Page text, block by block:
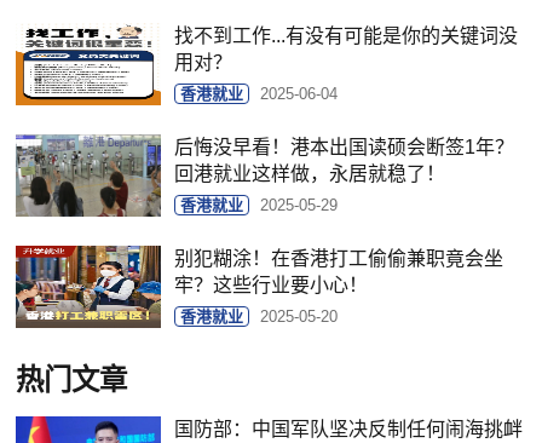
找不到工作...有没有可能是你的关键词没
用对？
香港就业 2025-06-04
后悔没早看！港本出国读硕会断签1年？
回港就业这样做，永居就稳了！
香港就业 2025-05-29
别犯糊涂！在香港打工偷偷兼职竟会坐
牢？这些行业要小心！
香港就业 2025-05-20
热门文章
国防部：中国军队坚决反制任何闹海挑衅